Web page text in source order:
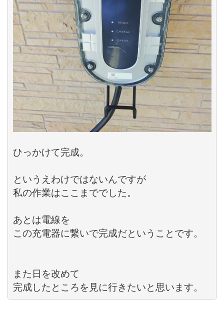
ひっかけて完成。
というえわけではないんですが
私の作業はここまででした。
あとは電線を
この充電器に繋いで完成だということです。
また日を改めて
完成したところを見に行きたいと思います。